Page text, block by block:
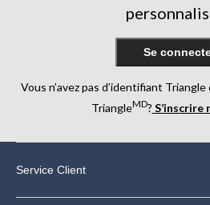
Se
Vous n’avez pas d’identifiant
TriangleMD? S’inscrire
Service Client